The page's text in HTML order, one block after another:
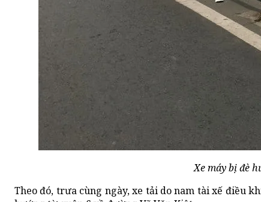
Xe máy bị đè
Theo đó, trưa cùng ngày, xe tải do nam tài xế điều